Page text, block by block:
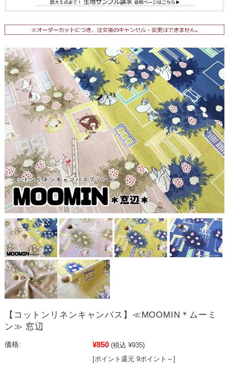
【コットンリネンキャンバス】≪MOOMIN＊ムーミ
ン≫ 窓辺
価格: ¥850 (税込 ¥935)
[ポイント還元 9ポイント～]